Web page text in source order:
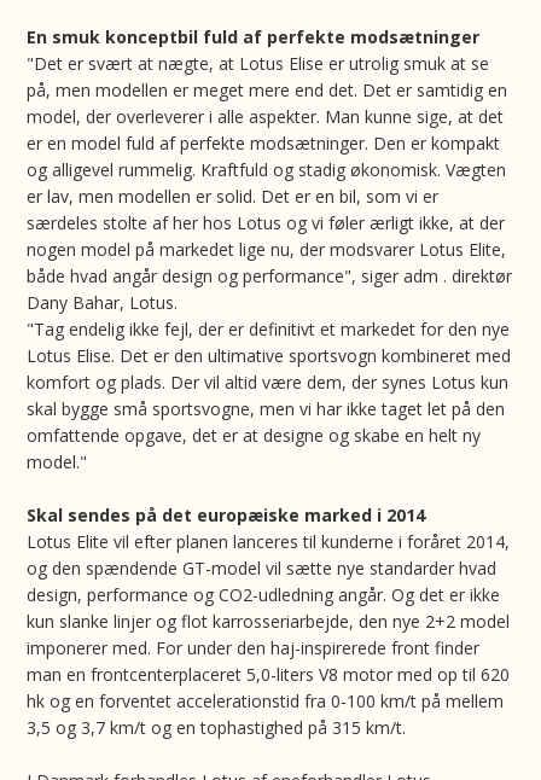
En smuk konceptbil fuld af perfekte modsætninger
"Det er svært at nægte, at Lotus Elise er utrolig smuk at se
på, men modellen er meget mere end det. Det er samtidig en
model, der overleverer i alle aspekter. Man kunne sige, at det
er en model fuld af perfekte modsætninger. Den er kompakt
og alligevel rummelig. Kraftfuld og stadig økonomisk. Vægten
er lav, men modellen er solid. Det er en bil, som vi er
særdeles stolte af her hos Lotus og vi føler ærligt ikke, at der
nogen model på markedet lige nu, der modsvarer Lotus Elite,
både hvad angår design og performance", siger adm . direktør
Dany Bahar, Lotus.
"Tag endelig ikke fejl, der er definitivt et markedet for den nye
Lotus Elise. Det er den ultimative sportsvogn kombineret med
komfort og plads. Der vil altid være dem, der synes Lotus kun
skal bygge små sportsvogne, men vi har ikke taget let på den
omfattende opgave, det er at designe og skabe en helt ny
model."
Skal sendes på det europæiske marked i 2014
Lotus Elite vil efter planen lanceres til kunderne i foråret 2014,
og den spændende GT-model vil sætte nye standarder hvad
design, performance og CO2-udledning angår. Og det er ikke
kun slanke linjer og flot karrosseriarbejde, den nye 2+2 model
imponerer med. For under den haj-inspirerede front finder
man en frontcenterplaceret 5,0-liters V8 motor med op til 620
hk og en forventet accelerationstid fra 0-100 km/t på mellem
3,5 og 3,7 km/t og en tophastighed på 315 km/t.